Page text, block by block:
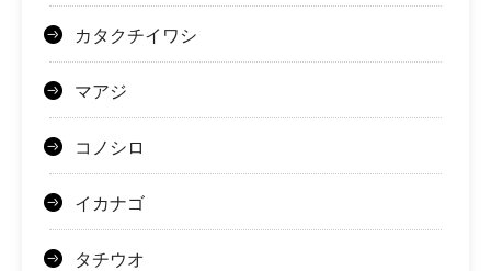
カタクチイワシ
マアジ
コノシロ
イカナゴ
タチウオ